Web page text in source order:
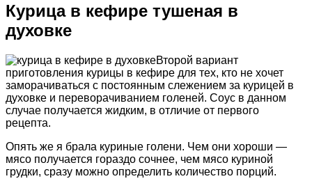
Курица в кефире тушеная в
духовке
Второй вариант
приготовления курицы в кефире для тех, кто не хочет
заморачиваться с постоянным слежением за курицей в
духовке и переворачиванием голеней. Соус в данном
случае получается жидким, в отличие от первого
рецепта.
Опять же я брала куриные голени. Чем они хороши —
мясо получается гораздо сочнее, чем мясо куриной
грудки, сразу можно определить количество порций.